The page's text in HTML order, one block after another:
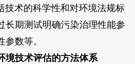
技术的科学性和对环境法规标
长期测试明确污染治理性能参
数等。
境技术评估的方法体系